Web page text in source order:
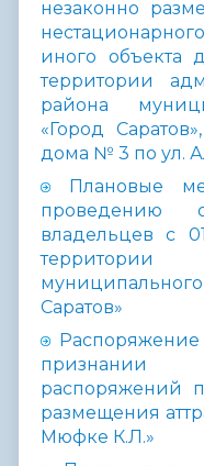
незаконно
иного объекта
территории
района
«Город
дома № 3 по ул.
Плановые
проведению
владельцев с
территории
Саратов»
признании
распоряжений
размещения
Мюфке К.Л.»